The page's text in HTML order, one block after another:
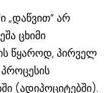
„დაწვით“ არ
ცხიმი
წყაროდ, პირველ
(ადიპოციტებში).